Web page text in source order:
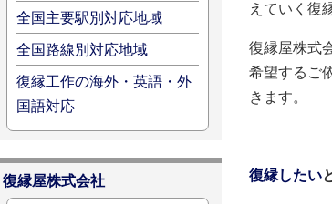
えていく復
復縁屋株式
希望するご
きます。
復縁したい
全国主要駅別対応地域
全国路線別対応地域
復縁工作の海外・英語・外
国語対応
復縁屋株式会社